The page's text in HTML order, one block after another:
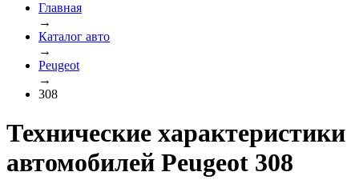
Главная
→
Каталог авто
→
Peugeot
→
308
Технические характеристики
автомобилей Peugeot 308